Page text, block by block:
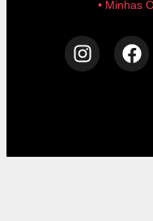
• Minhas